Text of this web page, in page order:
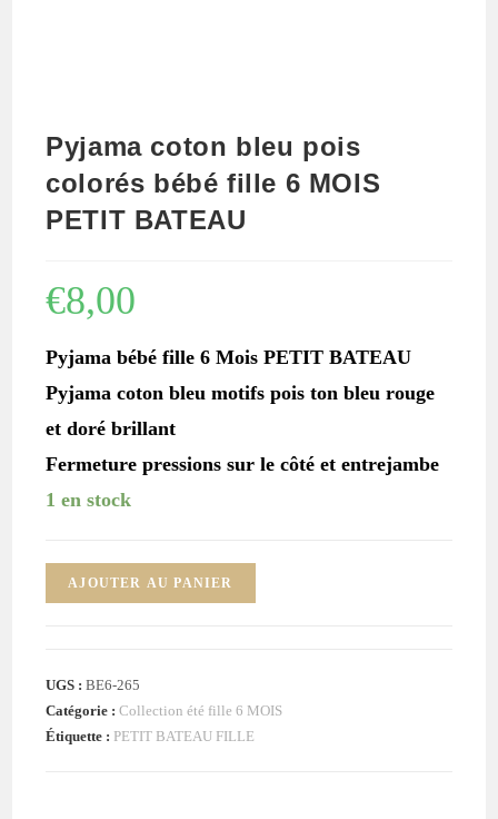
Pyjama coton bleu pois
colorés bébé fille 6 MOIS
PETIT BATEAU
€8,00
Pyjama bébé fille 6 Mois PETIT BATEAU
Pyjama coton bleu motifs pois ton bleu rouge
et doré brillant
Fermeture pressions sur le côté et entrejambe
1 en stock
quantité
de
bleu
pois
colorés
AJOUTER AU PANIER
UGS :BE6-265
Catégorie :Collection été fille 6 MOIS
Étiquette : PETIT BATEAU FILLE